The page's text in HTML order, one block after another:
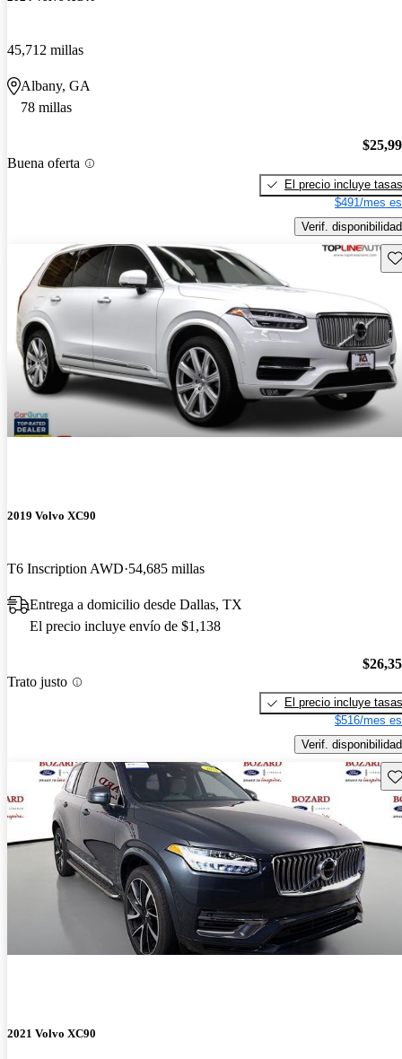
45,712 millas
Albany, GA
78 millas
Buena oferta
El precio incluye tasas
$491/mes
Verif. disponibilidad
2019 Volvo XC90
T6 Inscription AWD 54,685 millas
Entrega a domicilio desde Dallas, TX
El precio incluye envío de $1,138
Trato justo
El precio incluye tasas
$516/mes
Verif. disponibilidad
2021 Volvo XC90